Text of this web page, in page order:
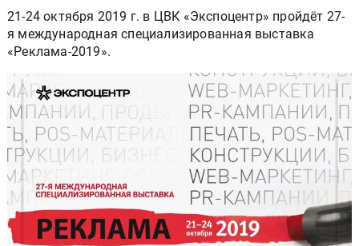
21-24 октября 2019 г. в ЦВК «Экспоцентр» пройдёт 27-
я международная специализированная выставка
«Реклама-2019».